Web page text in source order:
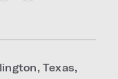
,Texas,